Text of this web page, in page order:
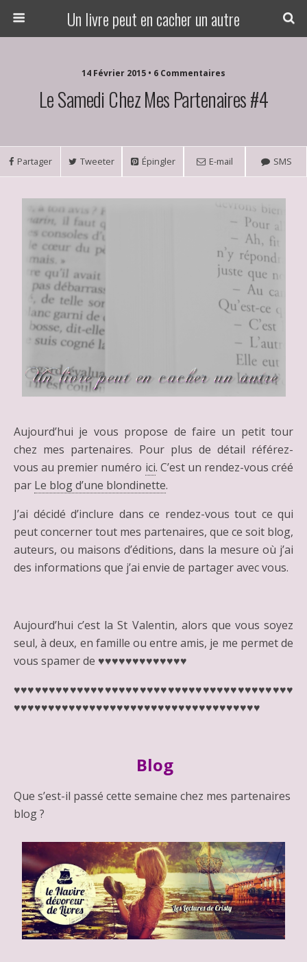
Un livre peut en cacher un autre
14 Février 2015 • 6 Commentaires
Le Samedi Chez Mes Partenaires #4
Partager Tweeter Épingler E-mail SMS
Aujourd’hui je vous propose de faire un petit tour
chez mes partenaires. Pour plus de détail référez-
vous au premier numéro ici. C’est un rendez-vous créé
par Le blog d’une blondinette.
J’ai décidé d’inclure dans ce rendez-vous tout ce qui
peut concerner tout mes partenaires, que ce soit blog,
auteurs, ou maisons d’éditions, dans la mesure où j’ai
des informations que j’ai envie de partager avec vous.
Aujourd’hui c’est la St Valentin, alors que vous soyez
seul, à deux, en famille ou entre amis, je me permet de
vous spamer de ♥♥♥♥♥♥♥♥♥♥♥♥♥
♥♥♥♥♥♥♥♥♥♥♥♥♥♥♥♥♥♥♥♥♥♥♥♥♥♥♥♥♥♥♥♥♥♥♥♥♥♥♥♥
♥♥♥♥♥♥♥♥♥♥♥♥♥♥♥♥♥♥♥♥♥♥♥♥♥♥♥♥♥♥♥♥♥♥♥♥
Blog
Que s’est-il passé cette semaine chez mes partenaires
blog ?